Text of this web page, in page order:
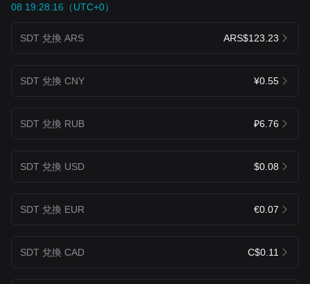
08 19:28:16（UTC+0）
SDT 兌換 ARS ARS$123.23
SDT 兌換 CNY ¥0.55
SDT 兌換 RUB ₽6.76
SDT 兌換 USD $0.08
SDT 兌換 EUR €0.07
SDT 兌換 CAD C$0.11